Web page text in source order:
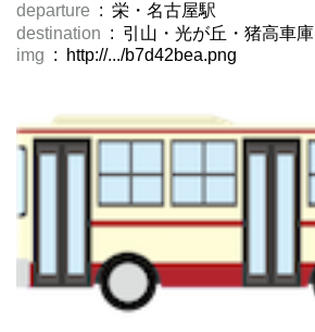
departure : 栄・名古屋駅
destination : 引山・光が丘・猪高車庫
img : http://.../b7d42bea.png